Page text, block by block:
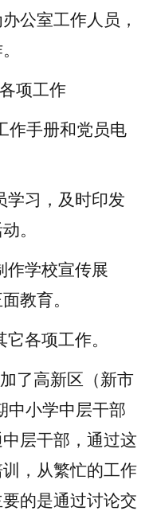
公室工作人员，
项工作
作手册和党员电
学习，及时印发
。
作学校宣传展
教育。
各项工作。
了高新区（新市
中小学中层干部
层干部，通过这
，从繁忙的工作
的是通过讨论交